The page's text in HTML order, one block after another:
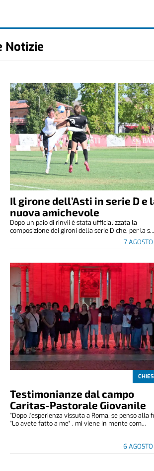
Notizie
Il girone dell’Asti in serie D e
nuova amichevole
7
Dopo un paio di rinvii è stata ufficializzata la
composizione dei gironi della serie D che, per la s...
Testimonianze dal campo
Caritas-Pastorale Giovanile
6
“Dopo l'esperienza vissuta a Roma, se penso alla
“Lo avete fatto a me" , mi viene in mente com...